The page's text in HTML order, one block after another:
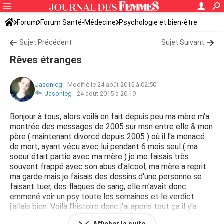
Forum Forum Santé-Médecine Psychologie et bien-être
Sujet Précédent Sujet Suivant
Rêves étranges
Jasonleg - Modifié le 24 août 2015 à 02:50
Jasonleg - 24 août 2015 à 20:19
Bonjour à tous, alors voilà en fait depuis peu ma mère m'a
montrée des messages de 2005 sur msn entre elle & mon
père ( maintenant divorcé depuis 2005 ) où il l'a menacé
de mort, ayant vécu avec lui pendant 6 mois seul ( ma
soeur était partie avec ma mère ) je me faisais très
souvent frappé avec son abus d'alcool, ma mère a reprit
ma garde mais je faisais des dessins d'une personne se
faisant tuer, des flaques de sang, elle m'avait donc
emmené voir un psy toute les semaines et le verdict :
j'allais bien. Voilà l'histoire donc j'ai appris tout ça il y'a